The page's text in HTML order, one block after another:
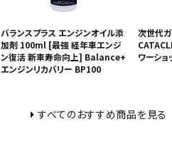
バランスプラス エンジンオイル添
加剤 100ml [最強 経年車エンジ
ン復活 新車寿命向上] Balance+
エンジンリカバリー BP100
次世代
ワーショ
すべてのおすすめ商品を見る